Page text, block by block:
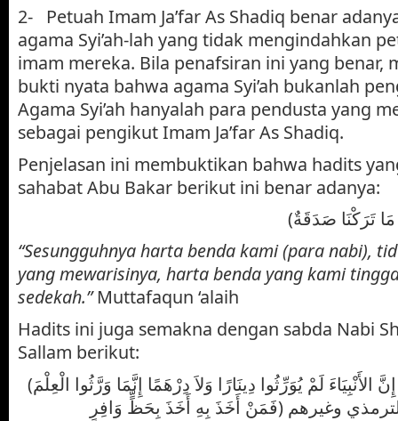
2- Petuah Imam Ja’far As Shadiq benar
agama Syi’ah-lah yang tidak mengindahkan
imam mereka. Bila penafsiran ini yang benar,
bukti nyata bahwa agama Syi’ah bukanlah
Agama Syi’ah hanyalah para pendusta yang
sebagai pengikut Imam Ja’far As Shadiq.
Penjelasan ini membuktikan bahwa hadits
sahabat Abu Bakar berikut ini benar adanya:
“Sesungguhnya harta benda kami (para nabi),
yang mewarisinya, harta benda yang kami
sedekah.”Muttafaqun ‘alaih
Hadits ini juga semakna dengan sabda Nabi
Sallam berikut:
(إِنَّ الْعُلَمَاءَ وَرَثَةُ الأَنْبِيَاءِ إِنَّ الأَنْبِيَاءَ لَمْ يُوَرِّثُوا دِينَارًا وَلاَ دِرْهَمًا إِنَّمَا وَرَّثُوا الْعِلْمَ
داود والترمذي وغيرهم